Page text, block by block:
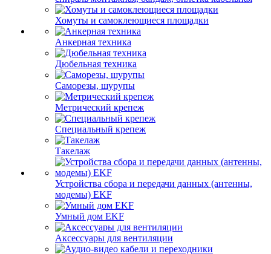
Хомуты и самоклеющиеся площадки
Анкерная техника
Дюбельная техника
Саморезы, шурупы
Метрический крепеж
Специальный крепеж
Такелаж
Устройства сбора и передачи данных (антенны,
модемы) EKF
Умный дом EKF
Аксессуары для вентиляции